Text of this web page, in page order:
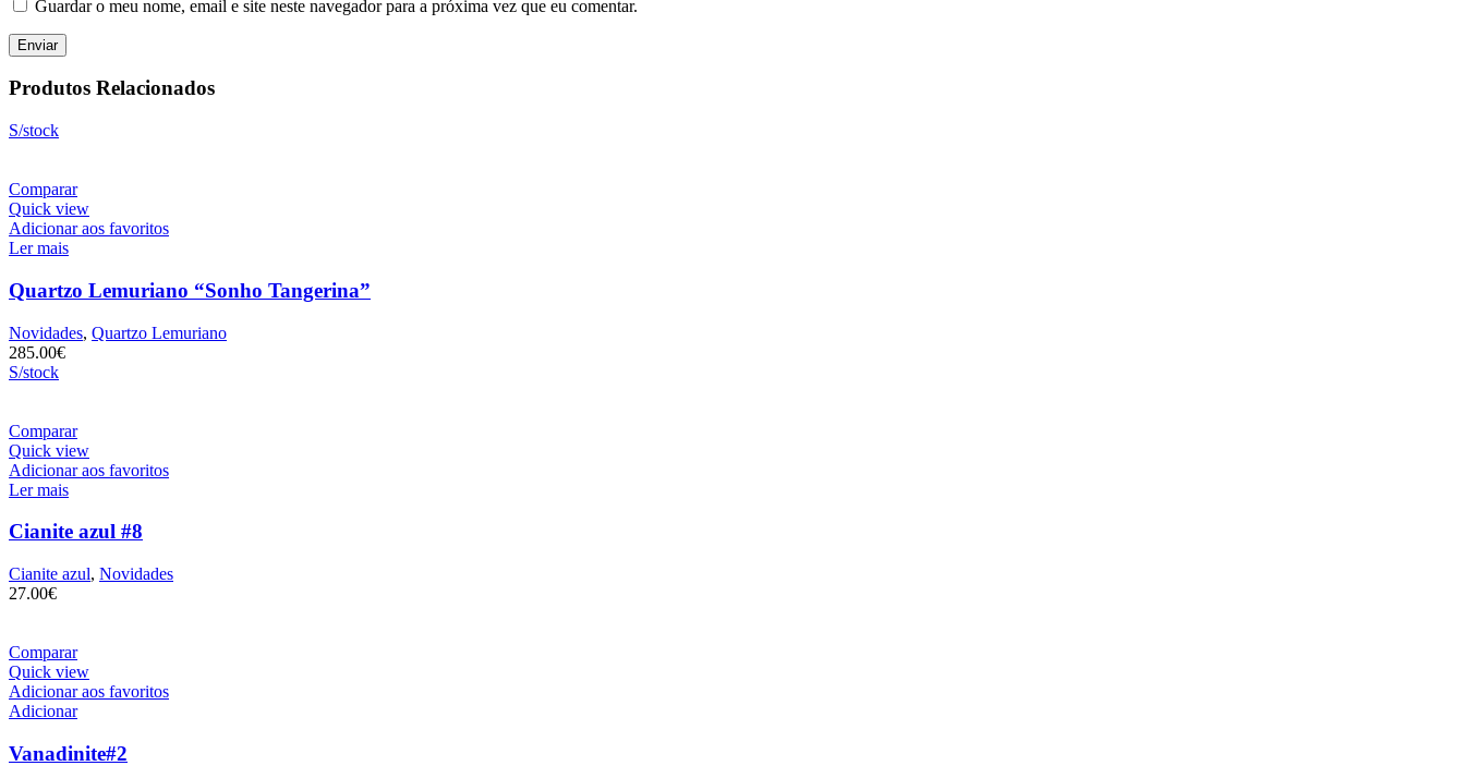
Guardar o meu nome, email e site neste navegador para a próxima vez que eu comentar.
Produtos Relacionados
S/stock
Comparar
Quick view
Adicionar aos favoritos
Ler mais
Quartzo Lemuriano “Sonho Tangerina”
Novidades, Quartzo Lemuriano
285.00€
S/stock
Comparar
Quick view
Adicionar aos favoritos
Ler mais
Cianite azul #8
Cianite azul, Novidades
27.00€
Comparar
Quick view
Adicionar aos favoritos
Adicionar
Vanadinite#2